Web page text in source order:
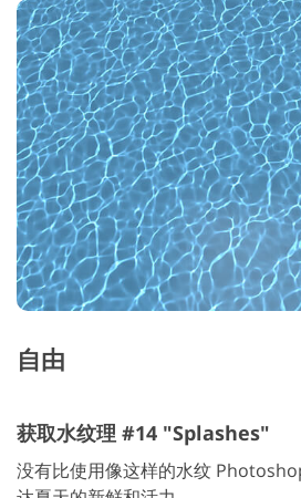
自由
获取水纹理 #14 "Splashes"
没有比使用像这样的水纹